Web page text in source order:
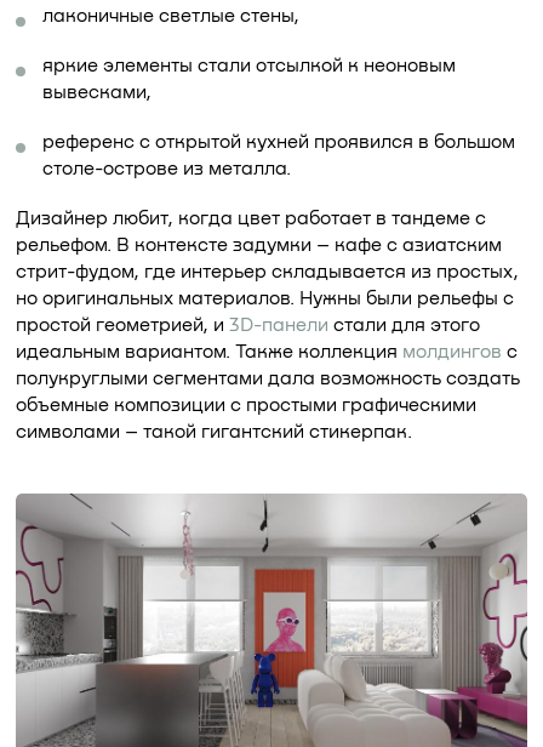
лаконичные светлые стены,
яркие элементы стали отсылкой к неоновым
вывесками,
референс с открытой кухней проявился в большом
столе-острове из металла.
Дизайнер любит, когда цвет работает в тандеме с
рельефом. В контексте задумки – кафе с азиатским
стрит-фудом, где интерьер складывается из простых,
но оригинальных материалов. Нужны были рельефы с
простой геометрией, и 3D-панели стали для этого
идеальным вариантом. Также коллекция молдингов с
полукруглыми сегментами дала возможность создать
объемные композиции с простыми графическими
символами – такой гигантский стикерпак.